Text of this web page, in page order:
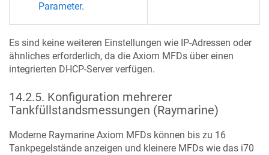
Parameter.
Es sind keine weiteren Einstellungen wie IP-Adressen oder
ähnliches erforderlich, da die Axiom MFDs über einen
integrierten DHCP-Server verfügen.
14.2.5. Konfiguration mehrerer
Tankfüllstandsmessungen (Raymarine)
Moderne Raymarine Axiom MFDs können bis zu 16
Tankpegelstände anzeigen und kleinere MFDs wie das i70